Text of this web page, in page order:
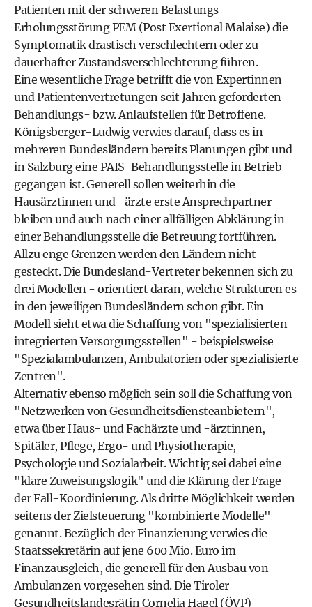
Patienten mit der schweren Belastungs-
Erholungsstörung PEM (Post Exertional Malaise) die
Symptomatik drastisch verschlechtern oder zu
dauerhafter Zustandsverschlechterung führen.
Eine wesentliche Frage betrifft die von Expertinnen
und Patientenvertretungen seit Jahren geforderten
Behandlungs- bzw. Anlaufstellen für Betroffene.
Königsberger-Ludwig verwies darauf, dass es in
mehreren Bundesländern bereits Planungen gibt und
in Salzburg eine PAIS-Behandlungsstelle in Betrieb
gegangen ist. Generell sollen weiterhin die
Hausärztinnen und -ärzte erste Ansprechpartner
bleiben und auch nach einer allfälligen Abklärung in
einer Behandlungsstelle die Betreuung fortführen.
Allzu enge Grenzen werden den Ländern nicht
gesteckt. Die Bundesland-Vertreter bekennen sich zu
drei Modellen - orientiert daran, welche Strukturen es
in den jeweiligen Bundesländern schon gibt. Ein
Modell sieht etwa die Schaffung von "spezialisierten
integrierten Versorgungsstellen" - beispielsweise
"Spezialambulanzen, Ambulatorien oder spezialisierte
Zentren".
Alternativ ebenso möglich sein soll die Schaffung von
"Netzwerken von Gesundheitsdiensteanbietern",
etwa über Haus- und Fachärzte und -ärztinnen,
Spitäler, Pflege, Ergo- und Physiotherapie,
Psychologie und Sozialarbeit. Wichtig sei dabei eine
"klare Zuweisungslogik" und die Klärung der Frage
der Fall-Koordinierung. Als dritte Möglichkeit werden
seitens der Zielsteuerung "kombinierte Modelle"
genannt. Bezüglich der Finanzierung verwies die
Staatssekretärin auf jene 600 Mio. Euro im
Finanzausgleich, die generell für den Ausbau von
Ambulanzen vorgesehen sind. Die Tiroler
Gesundheitslandesrätin Cornelia Hagel (ÖVP)